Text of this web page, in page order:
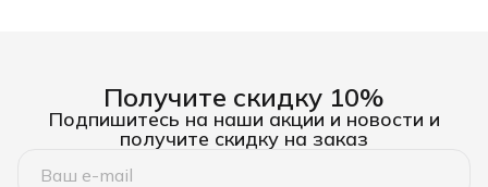
Получите скидку 10%
Подпишитесь на наши акции и новости и
получите скидку на заказ